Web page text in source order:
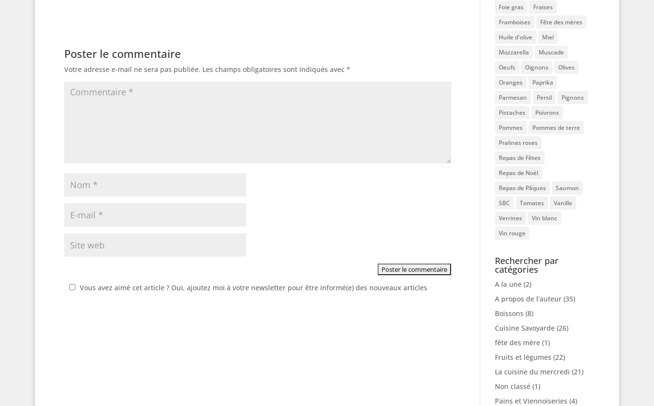
Poster le commentaire
Votre adresse e-mail ne sera pas publiée. Les champs obligatoires sont indiqués avec *
Vous avez aimé cet article ? Oui, ajoutez moi à votre newsletter pour être informé(e) des nouveaux articles
Foie gras
Fraises
Framboises
Fête des mères
Huile d'olive
Miel
Mozzarella
Muscade
Oeufs
Oignons
Olives
Oranges
Paprika
Parmesan
Persil
Pignons
Pistaches
Poivrons
Pommes
Pommes de terre
Pralines roses
Repas de Fêtes
Repas de Noël
Repas de Pâques
Saumon
SBC
Tomates
Vanille
Verrines
Vin blanc
Vin rouge
Rechercher par
catégories
A la une(2)
A propos de l'auteur(35)
Boissons (8)
Cuisine Savoyarde(26)
fête des mère(1)
Fruits et légumes (22)
La cuisine du mercredi (21)
Non classé(1)
Pains et Viennoiseries (4)